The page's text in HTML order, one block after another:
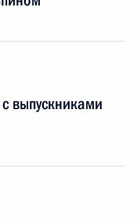
выпускниками